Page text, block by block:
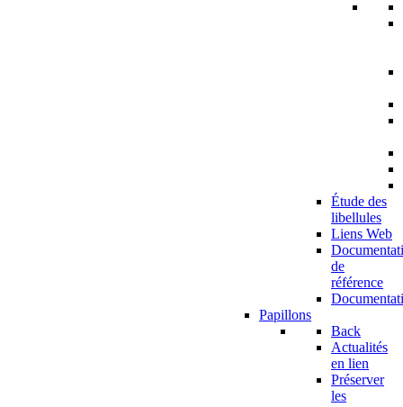
Étude des
libellules
Liens Web
de
référence
Papillons
Back
Actualités
en lien
Préserver
les